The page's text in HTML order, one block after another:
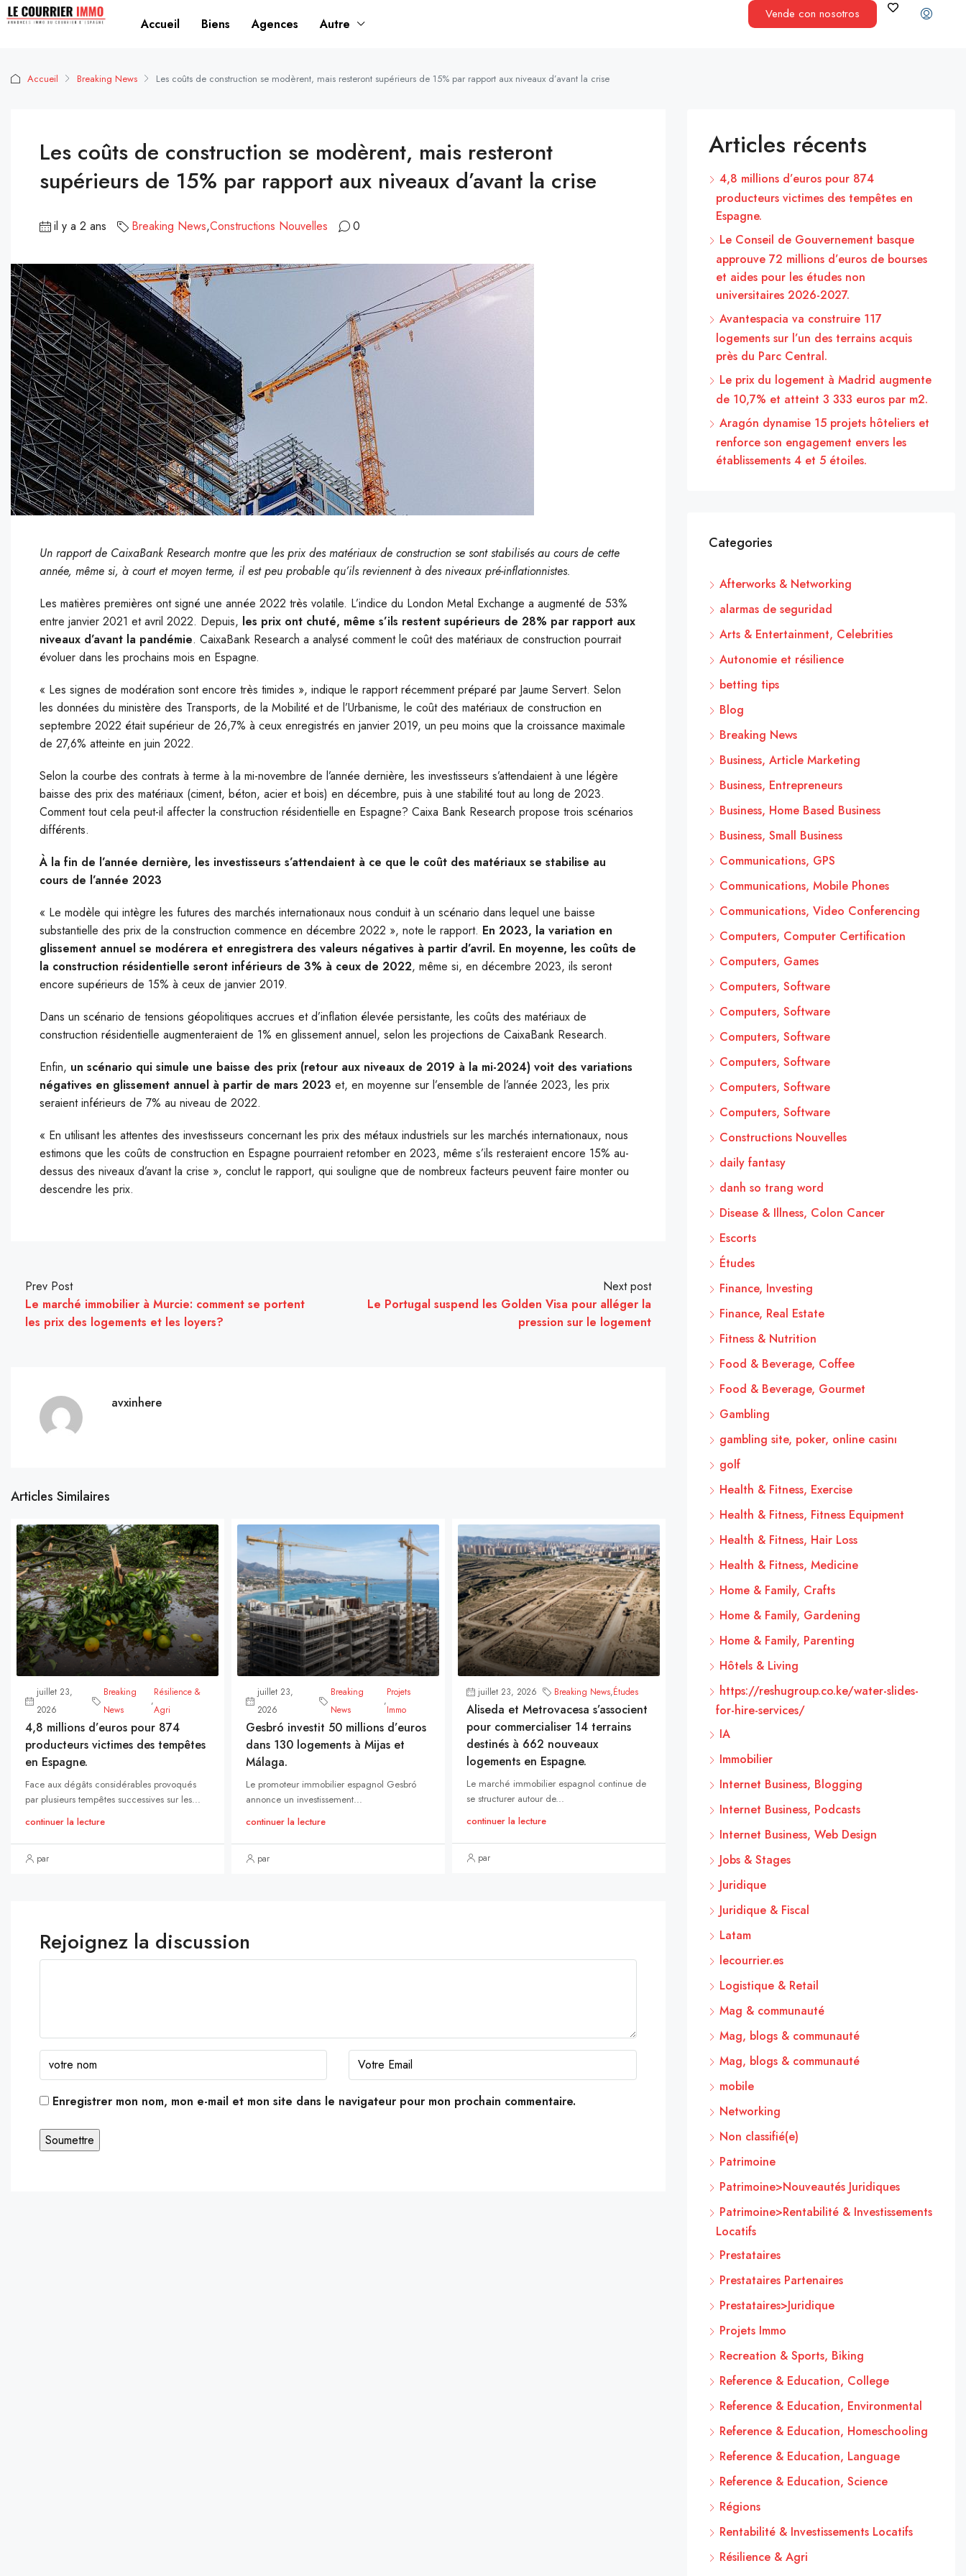
Accueil Biens Agences Autre
Vende con nosotros
Accueil Breaking News Les coûts de construction se modèrent, mais resteront supérieurs de 15% par rapport aux niveaux d’avant la crise
Les coûts de construction se modèrent, mais resteront
supérieurs de 15% par rapport aux niveaux d’avant la crise
il y a 2 ans Breaking News,Constructions Nouvelles 0
Un rapport de CaixaBank Research montre que les prix des matériaux de construction se sont stabilisés au cours de cette
année, même si, à court et moyen terme, il est peu probable qu’ils reviennent à des niveaux pré-inflationnistes.
Les matières premières ont signé une année 2022 très volatile. L’indice du London Metal Exchange a augmenté de 53%
entre janvier 2021 et avril 2022. Depuis, les prix ont chuté, même s’ils restent supérieurs de 28% par rapport aux
niveaux d’avant la pandémie. CaixaBank Research a analysé comment le coût des matériaux de construction pourrait
évoluer dans les prochains mois en Espagne.
« Les signes de modération sont encore très timides », indique le rapport récemment préparé par Jaume Servert. Selon
les données du ministère des Transports, de la Mobilité et de l’Urbanisme, le coût des matériaux de construction en
septembre 2022 était supérieur de 26,7% à ceux enregistrés en janvier 2019, un peu moins que la croissance maximale
de 27,6% atteinte en juin 2022.
Selon la courbe des contrats à terme à la mi-novembre de l’année dernière, les investisseurs s’attendaient à une légère
baisse des prix des matériaux (ciment, béton, acier et bois) en décembre, puis à une stabilité tout au long de 2023.
Comment tout cela peut-il affecter la construction résidentielle en Espagne? Caixa Bank Research propose trois scénarios
différents.
À la fin de l’année dernière, les investisseurs s’attendaient à ce que le coût des matériaux se stabilise au
cours de l’année 2023
« Le modèle qui intègre les futures des marchés internationaux nous conduit à un scénario dans lequel une baisse
substantielle des prix de la construction commence en décembre 2022 », note le rapport. En 2023, la variation en
glissement annuel se modérera et enregistrera des valeurs négatives à partir d’avril. En moyenne, les coûts de
la construction résidentielle seront inférieurs de 3% à ceux de 2022, même si, en décembre 2023, ils seront
encore supérieurs de 15% à ceux de janvier 2019.
Dans un scénario de tensions géopolitiques accrues et d’inflation élevée persistante, les coûts des matériaux de
construction résidentielle augmenteraient de 1% en glissement annuel, selon les projections de CaixaBank Research.
Enfin, un scénario qui simule une baisse des prix (retour aux niveaux de 2019 à la mi-2024) voit des variations
négatives en glissement annuel à partir de mars 2023 et, en moyenne sur l’ensemble de l’année 2023, les prix
seraient inférieurs de 7% au niveau de 2022.
« En utilisant les attentes des investisseurs concernant les prix des métaux industriels sur les marchés internationaux, nous
estimons que les coûts de construction en Espagne pourraient retomber en 2023, même s’ils resteraient encore 15% au-
dessus des niveaux d’avant la crise », conclut le rapport, qui souligne que de nombreux facteurs peuvent faire monter ou
descendre les prix.
Prev Post
Le marché immobilier à Murcie: comment se portent
les prix des logements et les loyers?
Next post
Le Portugal suspend les Golden Visa pour alléger la
pression sur le logement
avxinhere
Articles Similaires
juillet 23,
2026
Breaking
News
,
Résilience &
Agri
4,8 millions d’euros pour 874
producteurs victimes des tempêtes
en Espagne.
Face aux dégâts considérables provoqués
par plusieurs tempêtes successives sur les...
continuer la lecture
par
juillet 23,
2026
Breaking
News
,
Projets
Immo
Gesbró investit 50 millions d’euros
dans 130 logements à Mijas et
Málaga.
Le promoteur immobilier espagnol Gesbró
annonce un investissement...
continuer la lecture
par
juillet 23, 2026 Breaking News,Études
Aliseda et Metrovacesa s’associent
pour commercialiser 14 terrains
destinés à 662 nouveaux
logements en Espagne.
Le marché immobilier espagnol continue de
se structurer autour de...
continuer la lecture
par
Rejoignez la discussion
Enregistrer mon nom, mon e-mail et mon site dans le navigateur pour mon prochain commentaire.
Articles récents
4,8 millions d’euros pour 874
producteurs victimes des tempêtes en
Espagne.
Le Conseil de Gouvernement basque
approuve 72 millions d’euros de bourses
et aides pour les études non
universitaires 2026-2027.
Avantespacia va construire 117
logements sur l’un des terrains acquis
près du Parc Central.
Le prix du logement à Madrid augmente
de 10,7% et atteint 3 333 euros par m2.
Aragón dynamise 15 projets hôteliers et
renforce son engagement envers les
établissements 4 et 5 étoiles.
Categories
Afterworks & Networking
alarmas de seguridad
Arts & Entertainment, Celebrities
Autonomie et résilience
betting tips
Blog
Breaking News
Business, Article Marketing
Business, Entrepreneurs
Business, Home Based Business
Business, Small Business
Communications, GPS
Communications, Mobile Phones
Communications, Video Conferencing
Computers, Computer Certification
Computers, Games
Computers, Software
Computers, Software
Computers, Software
Computers, Software
Computers, Software
Computers, Software
Constructions Nouvelles
daily fantasy
danh so trang word
Disease & Illness, Colon Cancer
Escorts
Études
Finance, Investing
Finance, Real Estate
Fitness & Nutrition
Food & Beverage, Coffee
Food & Beverage, Gourmet
Gambling
gambling site, poker, online casinı
golf
Health & Fitness, Exercise
Health & Fitness, Fitness Equipment
Health & Fitness, Hair Loss
Health & Fitness, Medicine
Home & Family, Crafts
Home & Family, Gardening
Home & Family, Parenting
Hôtels & Living
https://reshugroup.co.ke/water-slides-
for-hire-services/
IA
Immobilier
Internet Business, Blogging
Internet Business, Podcasts
Internet Business, Web Design
Jobs & Stages
Juridique
Juridique & Fiscal
Latam
lecourrier.es
Logistique & Retail
Mag & communauté
Mag, blogs & communauté
Mag, blogs & communauté
mobile
Networking
Non classifié(e)
Patrimoine
Patrimoine>Nouveautés Juridiques
Patrimoine>Rentabilité & Investissements
Locatifs
Prestataires
Prestataires Partenaires
Prestataires>Juridique
Projets Immo
Recreation & Sports, Biking
Reference & Education, College
Reference & Education, Environmental
Reference & Education, Homeschooling
Reference & Education, Language
Reference & Education, Science
Régions
Rentabilité & Investissements Locatifs
Résilience & Agri